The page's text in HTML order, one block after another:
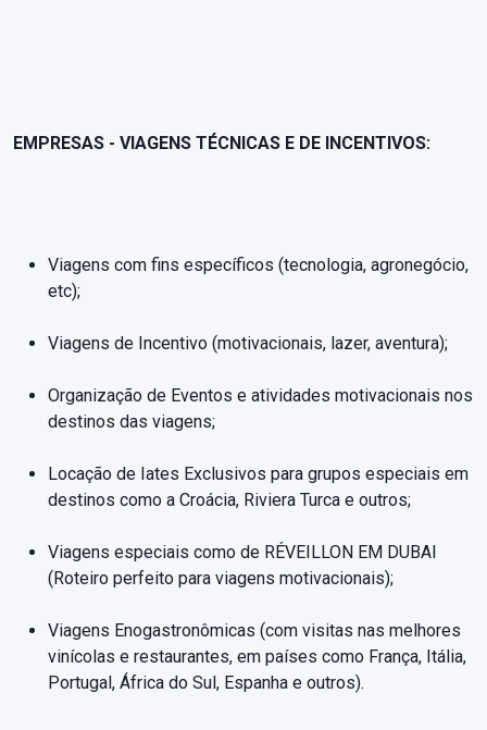
EMPRESAS - VIAGENS TÉCNICAS E DE INCENTIVOS:
Viagens com fins específicos (tecnologia, agronegócio,
etc);
Viagens de Incentivo (motivacionais, lazer, aventura);
Organização de Eventos e atividades motivacionais nos
destinos das viagens;
Locação de Iates Exclusivos para grupos especiais em
destinos como a Croácia, Riviera Turca e outros;
Viagens especiais como de RÉVEILLON EM DUBAI
(Roteiro perfeito para viagens motivacionais);
Viagens Enogastronômicas (com visitas nas melhores
vinícolas e restaurantes, em países como França, Itália,
Portugal, África do Sul, Espanha e outros).